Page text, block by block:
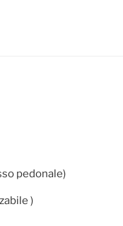
pedonale)
)